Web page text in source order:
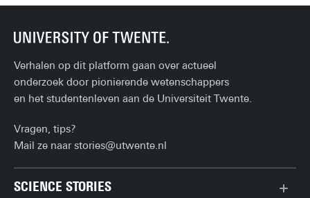
Verhalen op dit platform gaan over actueel
onderzoek door pionierende wetenschappers
en het studentenleven aan de Universiteit Twente.
Vragen, tips?
Mail ze naarstories@utwente.nl
SCIENCE STORIES